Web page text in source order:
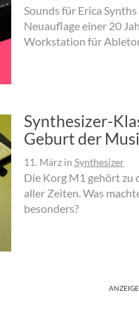
Sounds für Erica
Neuauflage einer 20
Workstation für
Synthesizer-
Geburt der
11. Märzin Synthesizer
Die Korg M1 gehört zu
aller Zeiten. Was
besonders?
ANZEIGE